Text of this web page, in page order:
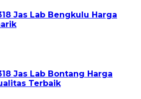
Jas Lab Bengkulu Harga
Jas Lab Bontang Harga
Terbaik